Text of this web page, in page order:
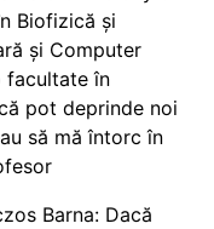
Biofizică și
și Computer
facultate în
pot deprinde noi
să mă întorc în
Barna: Dacă